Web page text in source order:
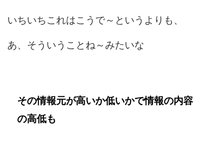
いちいちこれはこうで～というよりも、
あ、そういうことね～みたいな
その情報元が高いか低いかで情報の内容
の高低も